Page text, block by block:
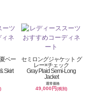
ベー
Skirt
セミロングジャケット グ
レー×チェック
Gray Plaid Semi-Long
Jacket
通常価格
49,000円 (税別)